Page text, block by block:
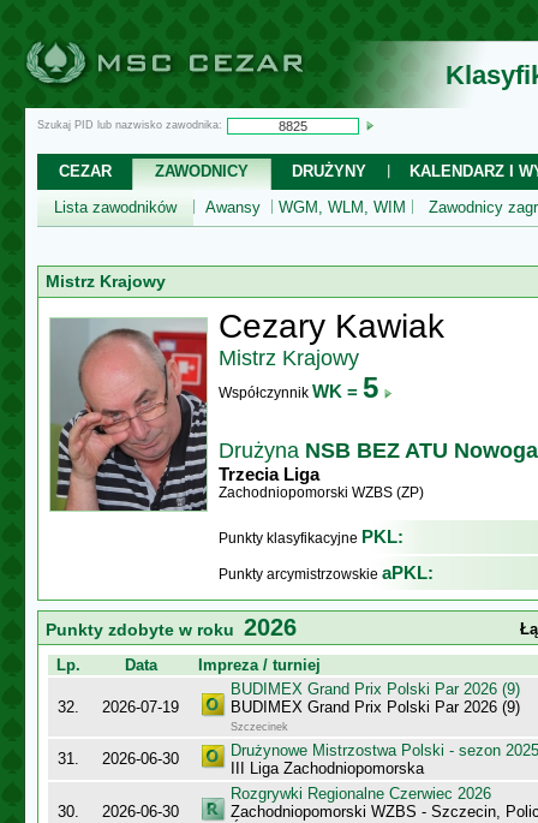
Szukaj PID lub nazwisko zawodnika:
CEZAR ZAWODNICY DRUŻYNY
KALENDARZ I
Lista zawodników
Awansy WGM, WLM, WIM Zawodnicy
Mistrz Krajowy
Cezary Kawiak
Mistrz Krajowy
Współczynnik WK = 5
Drużyna NSB BEZ ATU
Trzecia Liga
Zachodniopomorski WZBS (ZP)
Punkty klasyfikacyjne PKL:
Punkty arcymistrzowskie aPKL:
Punkty zdobyte w roku 2026
Lp.
Data Impreza / turniej
32. 2026-07-19
BUDIMEX Grand Prix Polski Par 2026 (9)
BUDIMEX Grand Prix Polski Par 2026 (9)
Szczecinek
31. 2026-06-30
Drużynowe Mistrzostwa Polski - sezon
III Liga Zachodniopomorska
30. 2026-06-30
Rozgrywki Regionalne Czerwiec 2026
Zachodniopomorski WZBS - Szczecin,